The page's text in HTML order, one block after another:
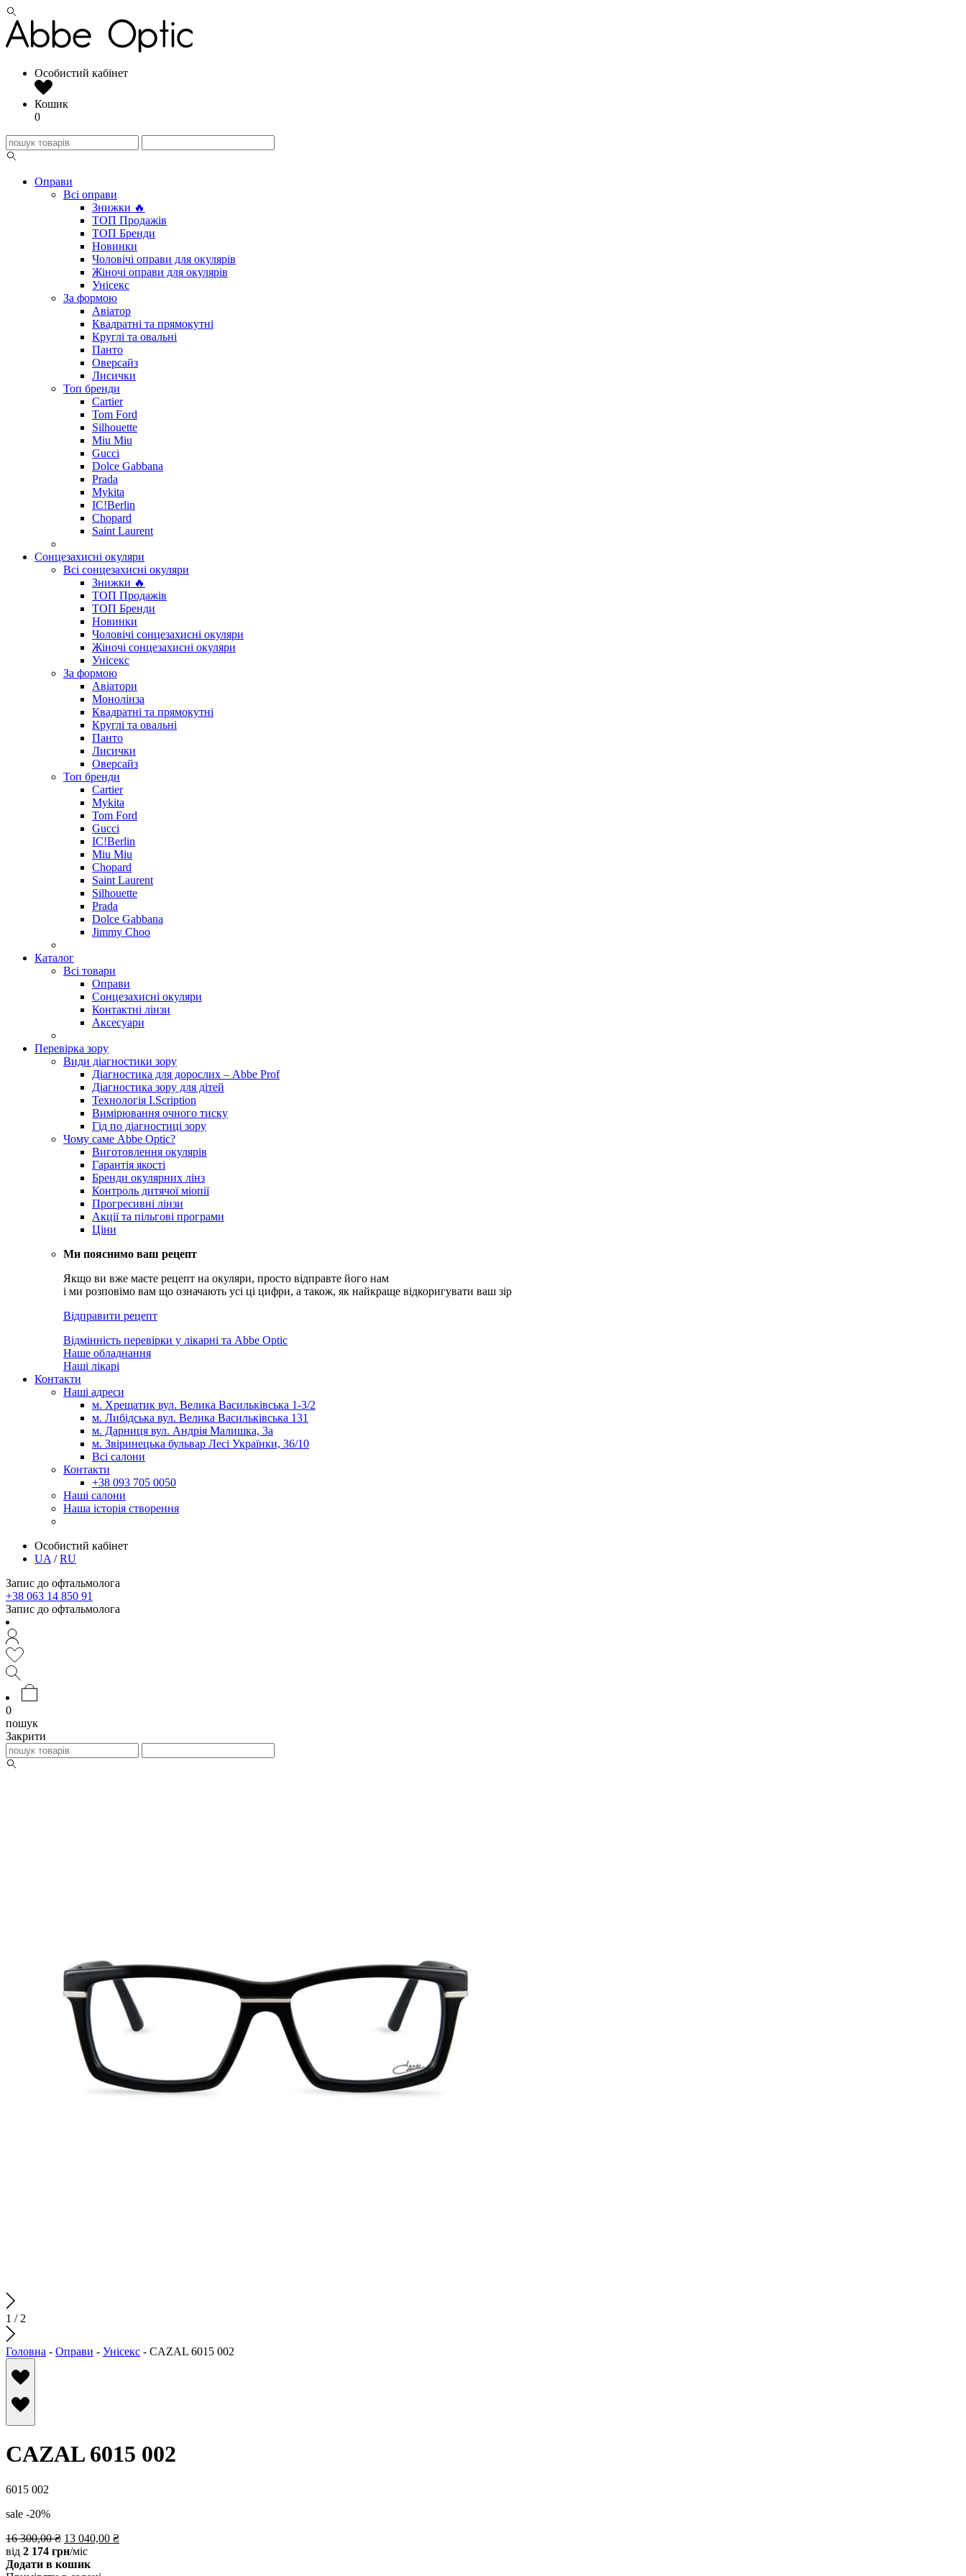
Особистий кабінет
Кошик
0
Оправи
Всі оправи
Знижки 🔥
ТОП Продажів
ТОП Бренди
Новинки
Чоловічі оправи для окулярів
Жіночі оправи для окулярів
Унісекс
За формою
Авіатор
Квадратні та прямокутні
Круглі та овальні
Панто
Оверсайз
Лисички
Топ бренди
Cartier
Tom Ford
Silhouette
Miu Miu
Gucci
Dolce Gabbana
Prada
Mykita
IC!Berlin
Chopard
Saint Laurent
Сонцезахисні окуляри
Всі сонцезахисні окуляри
Знижки 🔥
ТОП Продажів
ТОП Бренди
Новинки
Чоловічі сонцезахисні окуляри
Жіночі сонцезахисні окуляри
Унісекс
За формою
Авіатори
Монолінза
Квадратні та прямокутні
Круглі та овальні
Панто
Лисички
Оверсайз
Топ бренди
Cartier
Mykita
Tom Ford
Gucci
IC!Berlin
Miu Miu
Chopard
Saint Laurent
Silhouette
Prada
Dolce Gabbana
Jimmy Choo
Каталог
Всі товари
Оправи
Сонцезахисні окуляри
Контактні лінзи
Аксесуари
Перевірка зору
Види діагностики зору
Діагностика для дорослих – Abbe Prof
Діагностика зору для дітей
Технологія I.Scription
Вимірювання очного тиску
Гід по діагностиці зору
Чому саме Abbe Optic?
Виготовлення окулярів
Гарантія якості
Бренди окулярних лінз
Контроль дитячої міопії
Прогресивні лінзи
Акції та пільгові програми
Ціни
Ми пояснимо ваш рецепт
Якщо ви вже маєте рецепт на окуляри, просто відправте його нам
і ми розповімо вам що означають усі ці цифри, а також, як найкраще відкоригувати ваш зір
Відправити рецепт
Відмінність перевірки у лікарні та Abbe Optic
Наше обладнання
Наші лікарі
Контакти
Наші адреси
м. Хрещатик вул. Велика Васильківська 1-3/2
м. Либідська вул. Велика Васильківська 131
м. Дарниця вул. Андрія Малишка, 3а
м. Звіринецька бульвар Лесі Українки, 36/10
Всі салони
Контакти
+38 093 705 0050
Наші салони
Наша історія створення
Особистий кабінет
UA /RU
Запис до офтальмолога
+38 063 14 850 91
Запис до офтальмолога
0
пошук
Закрити
1 / 2
Головна - Оправи - Унісекс - CAZAL 6015 002
CAZAL 6015 002
6015 002
sale -20%
16 300,00₴ 13 040,00 ₴
від 2 174 грн/міс
Додати в кошик